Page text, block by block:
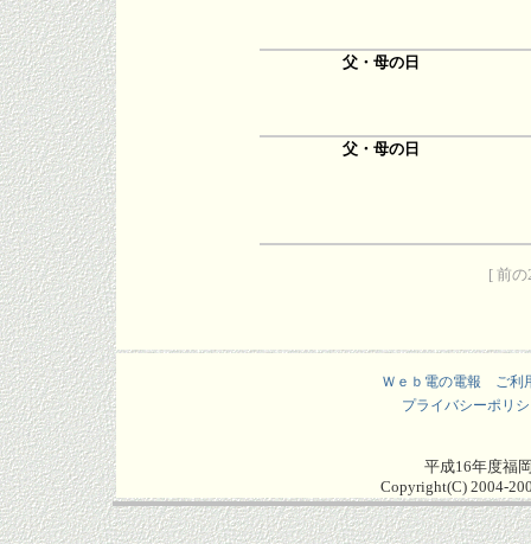
父・母の日
父・母の日
[ 前
Ｗｅｂ電の電報 ご利
プライバシーポリ
平成16年度福
Copyright(C) 2004-